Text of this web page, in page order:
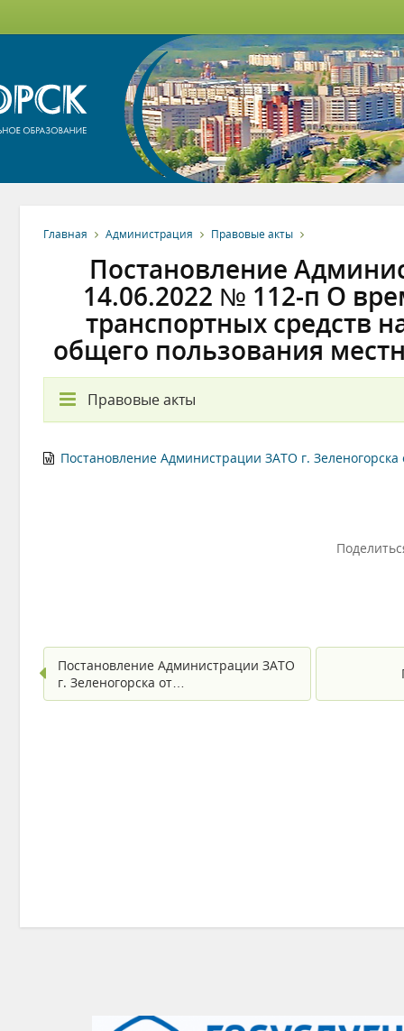
Главная Администрация Правовые акты
Постановление
14.06.2022 № 112-п О
транспортных средств
общего пользования
Правовые акты
Постановление Администрации ЗАТО г.
Постановление Администрации ЗАТО
г. Зеленогорска от…